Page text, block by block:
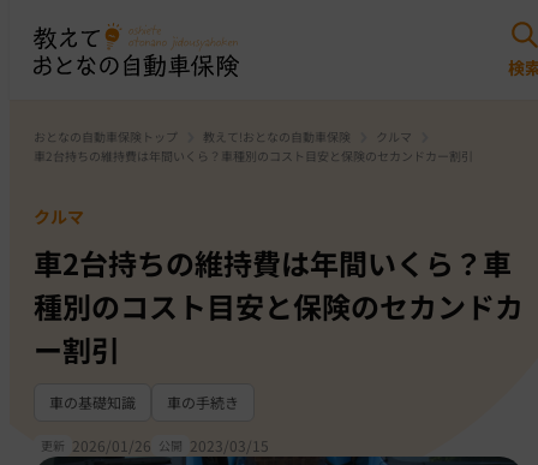
おとなの自動車保険トップ 教えて!おとなの自動車保険
クルマ
車2台持ちの維持費は年間いくら？車種別のコスト目安と保険のセカンドカー割引
クルマ
車2台持ちの維持費は年間いくら？車
種別のコスト目安と保険のセカンドカ
ー割引
車の基礎知識 車の手続き
更新 2026/01/26 公開 2023/03/15